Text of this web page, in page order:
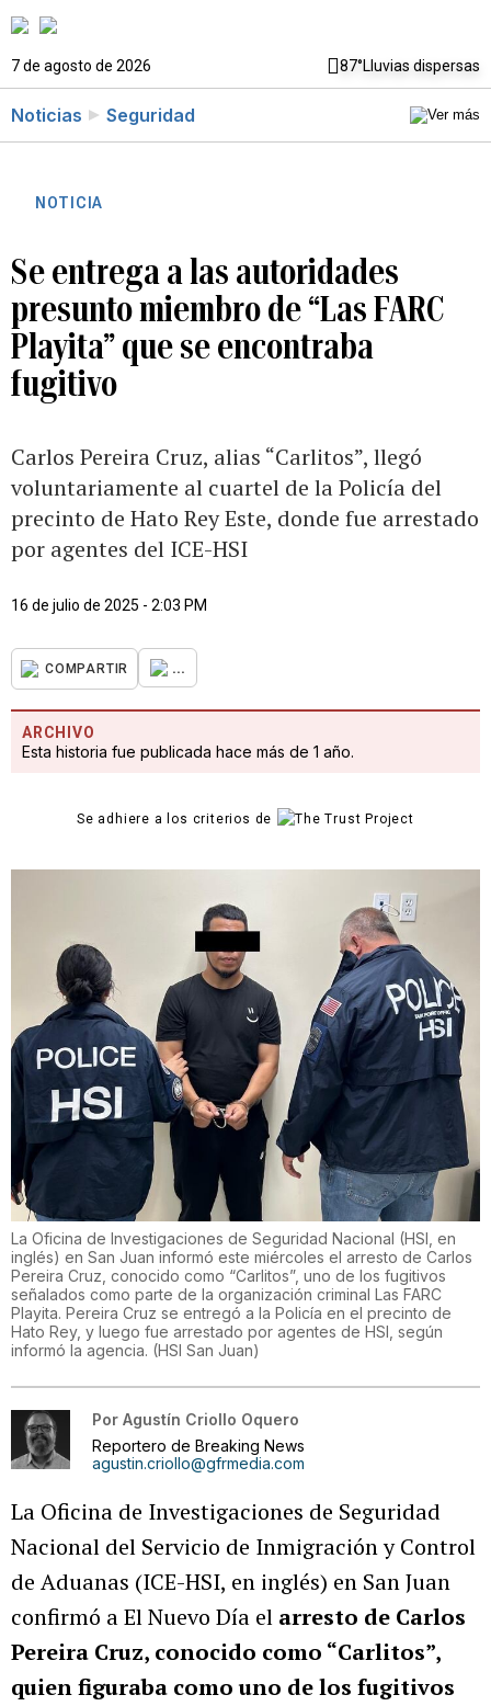
7 de agosto de 2026 87°Lluvias dispersas
Noticias Seguridad
NOTICIA
Se entrega a las autoridades
presunto miembro de “Las FARC
Playita” que se encontraba
fugitivo
Carlos Pereira Cruz, alias “Carlitos”, llegó
voluntariamente al cuartel de la Policía del
precinto de Hato Rey Este, donde fue arrestado
por agentes del ICE-HSI
16 de julio de 2025 - 2:03 PM
COMPARTIR ...
ARCHIVO
Esta historia fue publicada hace más de 1 año.
Se adhiere a los criterios de
La Oficina de Investigaciones de Seguridad Nacional (HSI, en
inglés) en San Juan informó este miércoles el arresto de Carlos
Pereira Cruz, conocido como “Carlitos”, uno de los fugitivos
señalados como parte de la organización criminal Las FARC
Playita. Pereira Cruz se entregó a la Policía en el precinto de
Hato Rey, y luego fue arrestado por agentes de HSI, según
informó la agencia. (HSI San Juan)
Por Agustín Criollo Oquero
Reportero de Breaking News
agustin.criollo@gfrmedia.com
La Oficina de Investigaciones de Seguridad
Nacional del Servicio de Inmigración y Control
de Aduanas (ICE-HSI, en inglés) en San Juan
confirmó a El Nuevo Día el arresto de Carlos
Pereira Cruz, conocido como “Carlitos”,
quien figuraba como uno de los fugitivos